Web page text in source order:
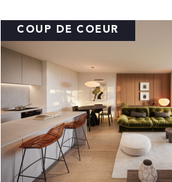
COUP DE COEUR